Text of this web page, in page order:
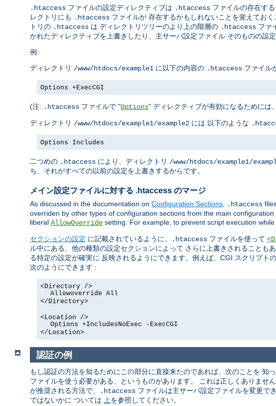
.htaccess ファイルの設定ディレクティブは .htaccess ファイルの存在す
レクトリにも .htaccess ファイルが 存在するかもしれないことを覚えてお
トリの .htaccess は ディレクトリツリーのより上の階層の .htaccess ファ
かれたディレクティブを上書きしたり、主サーバ設定ファイル そのものの設
例:
ディレクトリ /www/htdocs/example1 に以下の内容の .htaccess ファイル
Options +ExecCGI
(注: .htaccess ファイルで "Options" ディレクティブが有効になるためには
ディレクトリ /www/htdocs/example1/example2 には 以下のような
Options Includes
二つめの .htaccess により、ディレクトリ /www/htdocs/example1/
ち、それがすべての以前の設定を上書きするからです。
メイン設定ファイルに対する .htaccess のマージ
As discussed in the documentation on Configuration Sections .htaccess
overriden by other types of configuration sections from the main
liberal AllowOverride setting. For example, to prevent script execution
セクションの設定 に記載されているように、 .htaccess ファイルを使って
ル中にある、他の種類の設定セクションによって さらに上書きされることも
る特定の設定が確実に 反映されるようにできます。例えば、CGI スクリプト
次のようにできます :
<Directory />
Allowoverride All
</Directory>
<Location />
Options +IncludesNoExec -ExecCGI
</Location>
認証の例
もし認証の方法を知るためにこの部分に直接来たのであれば、次のことを
ファイルを使う必要がある、というものがあります。 これは正しくありませ
が推奨される方法で、
.htaccess ファイルは主サーバ設定ファイルを変更で
ではないかに ついては 上を参照してください。